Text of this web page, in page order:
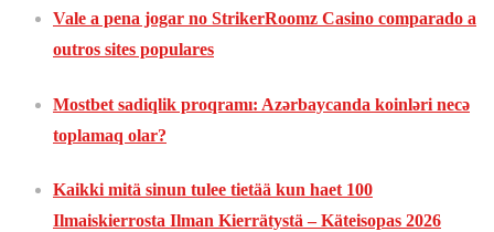
Vale a pena jogar no StrikerRoomz Casino comparado a
outros sites populares
Mostbet sadiqlik proqramı: Azərbaycanda koinləri necə
toplamaq olar?
Kaikki mitä sinun tulee tietää kun haet 100
Ilmaiskierrosta Ilman Kierrätystä – Käteisopas 2026